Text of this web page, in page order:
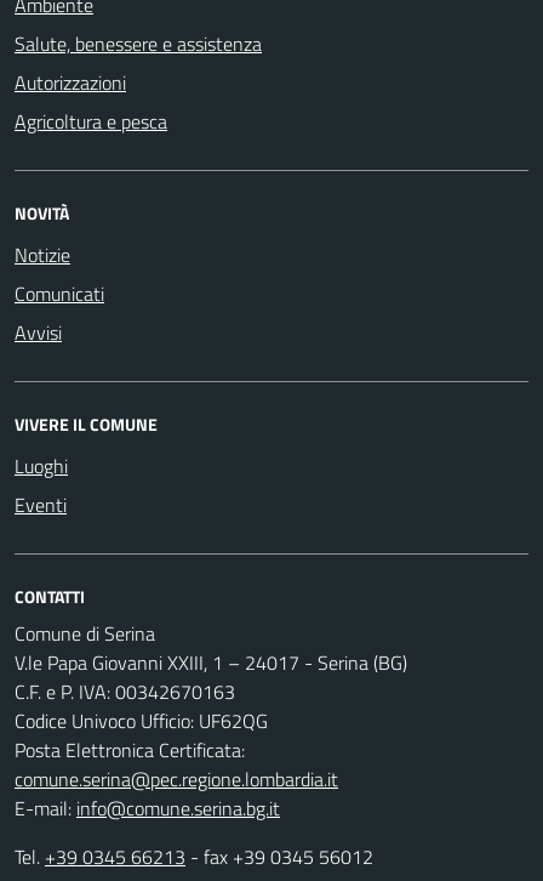
Salute, benessere e assistenza
Autorizzazioni
Agricoltura e pesca
NOVITÀ
Notizie
Comunicati
Avvisi
VIVERE IL COMUNE
Luoghi
Eventi
CONTATTI
Comune di Serina
V.le Papa Giovanni XXIII, 1 – 24017 - Serina (BG)
C.F. e P. IVA: 00342670163
Codice Univoco Ufficio: UF62QG
Posta Elettronica Certificata:
comune.serina@pec.regione.lombardia.it
E-mail: info@comune.serina.bg.it
Tel. +39 0345 66213 - fax +39 0345 56012